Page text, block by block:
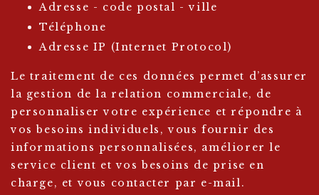
Adresse - code postal - ville
Téléphone
Adresse IP (Internet Protocol)
Le traitement de ces données permet d’assurer
la gestion de la relation commerciale, de
personnaliser votre expérience et répondre à
vos besoins individuels, vous fournir des
informations personnalisées, améliorer le
service client et vos besoins de prise en
charge, et vous contacter par e-mail.